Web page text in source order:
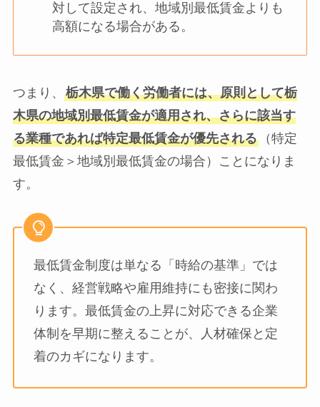
対して設定され、地域別最低賃金よりも
高額になる場合がある。
つまり、 栃木県で働く労働者には、原則として栃
木県の地域別最低賃金が適用され、さらに該当す
る業種であれば特定最低賃金が優先される（特定
最低賃金＞地域別最低賃金の場合）ことになりま
す。
最低賃金制度は単なる「時給の基準」では
なく、経営戦略や雇用維持にも密接に関わ
ります。最低賃金の上昇に対応できる企業
体制を早期に整えることが、人材確保と定
着のカギになります。